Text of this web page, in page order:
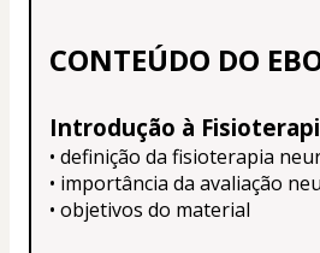
CONTEÚDO DO
Introdução à
• definição da fisioterapia
• importância da avaliação
• objetivos do material